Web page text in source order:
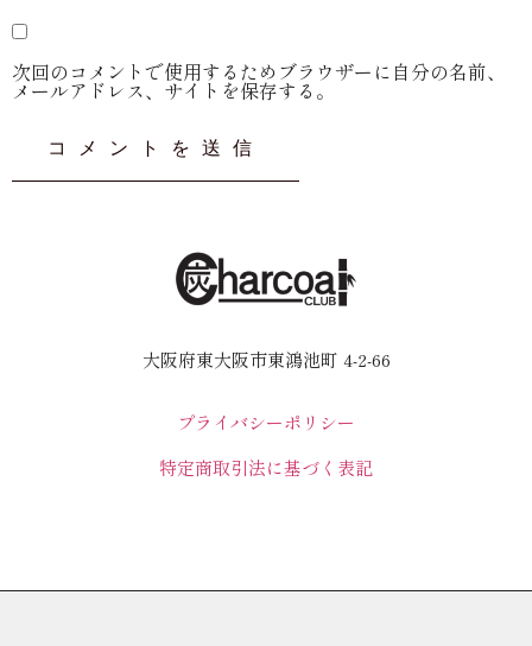
次回のコメントで使用するためブラウザーに自分の名前、
メールアドレス、サイトを保存する。
大阪府東大阪市東鴻池町 4-2-66
プライバシーポリシー
特定商取引法に基づく表記